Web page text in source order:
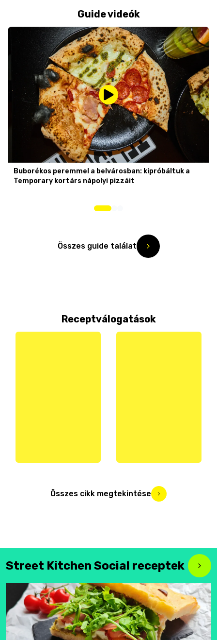
Guide videók
Buborékos peremmel a belvárosban: kipróbáltuk a
Temporary kortárs nápolyi pizzáit
Összes guide találat
Receptválogatások
Összes cikk megtekintése
Street Kitchen Social receptek